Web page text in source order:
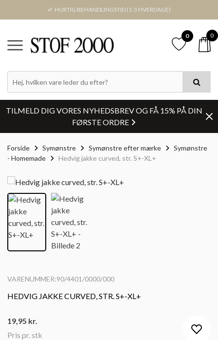
HURTIG BEHANDLINGSTID (1-3 HVERDAGE)
0 0
TILMELD DIG VORES NYHEDSBREV OG FÅ 15% PÅ DIN
FØRSTE ORDRE
Forside Symønstre Symønstre efter mærke
Symønstre
- Homemade
Hedvig jakke curved, str. S+-XL+
VARENUMMER:90/4401/0000/000
HEDVIG JAKKE CURVED, STR. S+-XL+
Pris pr. stk
19,95 kr.